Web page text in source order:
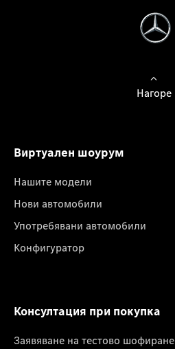
Нагоре
Виртуален шоурум
Нашите модели
Нови автомобили
Употребявани автомобили
Конфигуратор
Консултация при покупка
Заявяване на тестово шофиране